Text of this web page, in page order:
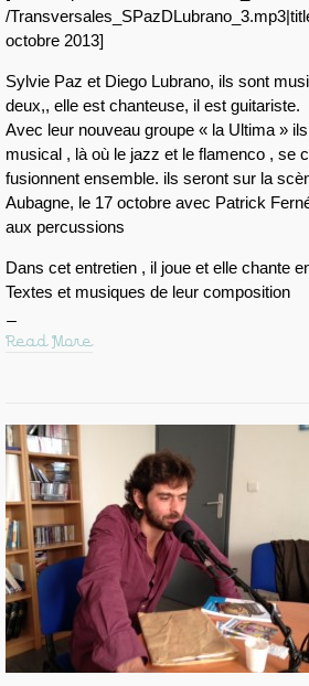
/
octobre 2013]
Sylvie Paz et Diego Lubrano, ils sont
deux,, elle est chanteuse, il est guitariste.
Avec leur nouveau groupe « la Ultima »
musical , là où le jazz et le flamenco , se
fusionnent ensemble. ils seront sur la
Aubagne, le 17 octobre avec Patrick
aux percussions
Dans cet entretien , il joue et elle chante
Textes et musiques de leur composition
Read More